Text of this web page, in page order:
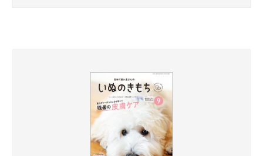
よそに、ハスキーのほうがタジタジで（笑）
ロアが大きくなったらどんなふうになるのか、今から楽しみで
す。このコたちとの幸せな時間をこれからも大事にしていきたい